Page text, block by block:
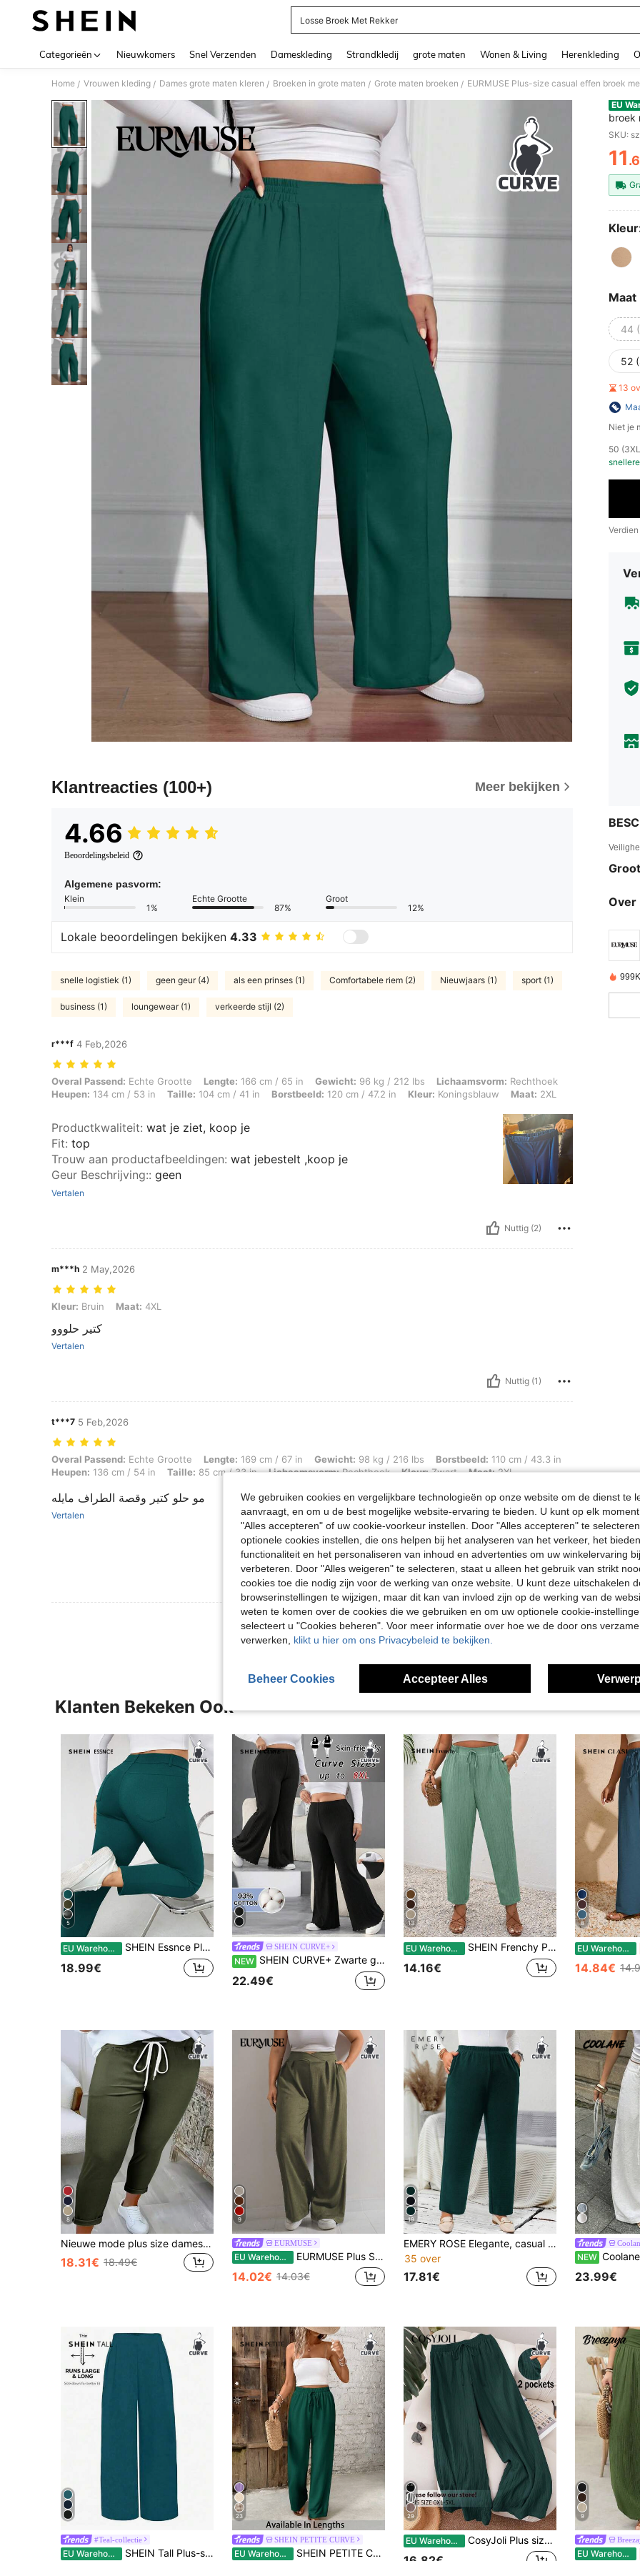
Losse Broek Met Rekker
Categorieën Nieuwkomers Snel Verzenden Dameskleding Strandkledij grote maten Wonen & Living Herenkleding
Home / Vrouwen kleding / Dames grote maten kleren / Broeken in grote maten / Grote maten broeken / EURMUSE Plus-size casual effen broek
Klantreacties (100+) Meer bekijken
4.66
Beoordelingsbeleid
Algemene pasvorm:
Klein
1%
Echte Grootte
87%
Groot
12%
Lokale beoordelingen bekijken 4.33
snelle logistiek (1) geen geur (4) als een prinses (1) Comfortabele riem (2) Nieuwjaars (1) sport (1)
business (1) loungewear (1) verkeerde stijl (2)
r***f 4 Feb,2026
Overal Passend: Echte Grootte, Lengte: 166 cm / 65 in, Gewicht: 96 kg / 212 lbs, Lichaamsvorm: Rechthoek, Heupen: 134 cm / 53 in, Taille: 104 cm /
Overal Passend: Echte Grootte Lengte: 166 cm / 65 in Gewicht: 96 kg / 212 lbs Lichaamsvorm: Rechthoek
Heupen: 134 cm / 53 in Taille: 104 cm / 41 in Borstbeeld: 120 cm / 47.2 in Kleur: Koningsblauw Maat: 2XL
Productkwaliteit: wat je ziet, koop je
Fit: top
Trouw aan productafbeeldingen: wat jebestelt ,koop je
Geur Beschrijving:: geen
Vertalen
Nuttig (2)
m***h 2 May,2026
Kleur: Bruin, Maat: 4XL
Kleur: Bruin Maat: 4XL
كتير حلووو
Vertalen
Nuttig (1)
t***7 5 Feb,2026
Overal Passend: Echte Grootte, Lengte: 169 cm / 67 in, Gewicht: 98 kg / 216 lbs, Borstbeeld: 110 cm / 43.3 in, Heupen: 136 cm / 54 in, Taille: 85 cm
Overal Passend: Echte Grootte Lengte: 169 cm / 67 in Gewicht: 98 kg / 216 lbs Borstbeeld: 110 cm / 43.3 in
Heupen: 136 cm / 54 in Taille: 85 cm / 33 in Lichaamsvorm:Rechthoek Kleur:Zwart Maat:2XL
مو حلو كتير وقصة الطراف مايله
Vertalen
Nuttig (2)
EU
broek
SKU:
11
Maat
44
52
13
Niet je
​50
Over
Klanten Bekeken Ook
5
EU Warehouse SHEIN Essnce Plus size dames lente en zomer mode casual comfortabele basic dagelijkse veelzijdige slim fit hoge elastische leggings, damesbroek, curvy broek, werkbroek, kantoorbroek voor dames, vliegbroek voor dames, minimalistische stijl, lerares, stretch comfortabele broek
18.99€
SHEIN CURVE+
NEW SHEIN CURVE+ Zwarte geribbelde gebreide flare leggings voor dames in grote maten, herfst/winter
22.49€
13
EU Warehouse SHEIN Frenchy Plus size vakantiebroek in effen kleur met knoopdetails en zakken
14.16€
8
EU Warehouse
14.84€
8
Nieuwe mode plus size dames casual lange broek met trekkoord, veelzijdig voor alle seizoenen
18.31€ 18.49€
9
EURMUSE
EU Warehouse EURMUSE Plus Size Dames Casual Rechte Pijpen Chic Streetwear Veelzijdige Broek met Riemdetail
14.02€ 14.03€
19
EMERY ROSE Elegante, casual lange broek met zakken in effen kleur voor dames met een maatje meer, perfect voor de herfst, zomervakantie, vakantie, een eenvoudige en modieuze look voor elke dag, vakantiegevoel, voorjaarsvakantie, casual kleding, bohemian stijl.
35 over
17.81€
NEW Coolane Dames Plus Size Zomer
23.99€
#Teal-collectie
EU Warehouse SHEIN Tall Plus-size damesbroek met elastische taille, rechte pijpen en wijde pijpen
23
SHEIN PETITE CURVE
EU Warehouse SHEIN PETITE CURVE Casual broek voor dames met een maatje meer, effen kleur en elastische taille.
29
EU Warehouse CosyJoli Plus size dames nieuwe lente/zomer zakelijke casual dames strand Valentijnsdag stijl modieuze elegante wijde broek met zakken. Strand vakantie lavendelkleurige broek studenten Valentijn cruise zomerbroek baggy
9
EU Warehouse
We gebruiken cookies en vergelijkbare technologieën op onze website om de dienst te
aanvraagt, en om u de best mogelijke website-ervaring te bieden. U kunt op elk moment
"Alles accepteren" of uw cookie-voorkeur instellen. Door "Alles accepteren" te
optionele cookies instellen, die ons helpen bij het analyseren van het verkeer, het
functionaliteit en het personaliseren van inhoud en advertenties om uw winkelervaring
verbeteren. Door "Alles weigeren" te selecteren, staat u alleen het gebruik van strikt
cookies toe die nodig zijn voor de werking van onze website. U kunt deze uitschakelen
browserinstellingen te wijzigen, maar dit kan van invloed zijn op de werking van de
weten te komen over de cookies die we gebruiken en om uw optionele cookie-
selecteert u "Cookies beheren". Voor meer informatie over hoe we de door ons
verwerken, klikt u hier om ons Privacybeleid te bekijken.
Beheer Cookies Accepteer Alles